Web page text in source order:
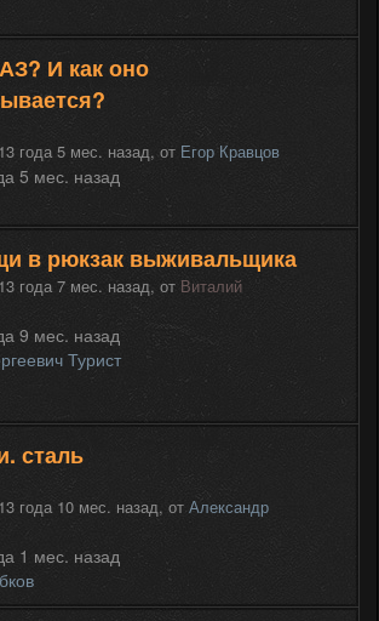
И как оно
года 5 мес. назад, от Егор Кравцов
5 мес. назад
в рюкзак выживальщика
года 7 мес. назад, от Виталий
9 мес. назад
Турист
сталь
года 10 мес. назад, от Александр
1 мес. назад